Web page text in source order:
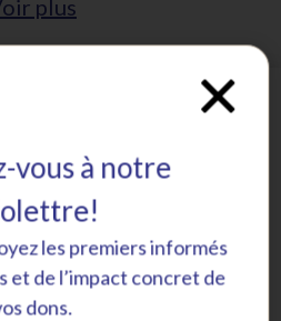
vous à notre
les premiers informés
et de l’impact concret de
dons.
plus